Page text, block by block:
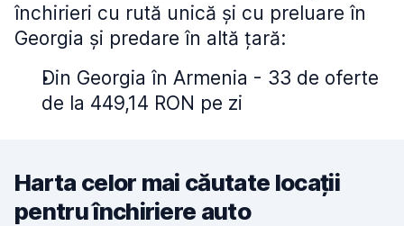
închirieri cu rută unică și cu preluare în
Georgia și predare în altă țară:
Din Georgia în Armenia - 33 de oferte
de la 449,14 RON pe zi
Harta celor mai căutate locații
pentru închiriere auto